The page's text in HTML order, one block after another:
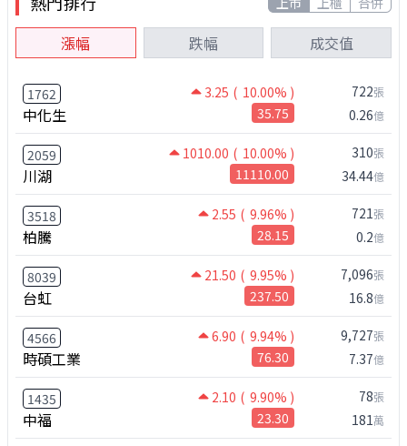
漲幅 跌幅 成交值
1762 3.25 ( 10.00% )
中化生 35.75
722張
0.26億
2059 1010.00 ( 10.00% )
川湖 11110.00
310張
34.44億
3518 2.55 ( 9.96% )
柏騰 28.15
721張
0.2億
8039 21.50 ( 9.95% )
台虹 237.50
7,096張
16.8億
4566 6.90 ( 9.94% )
時碩工業 76.30
9,727張
7.37億
1435 2.10 ( 9.90% )
中福 23.30
78張
181萬